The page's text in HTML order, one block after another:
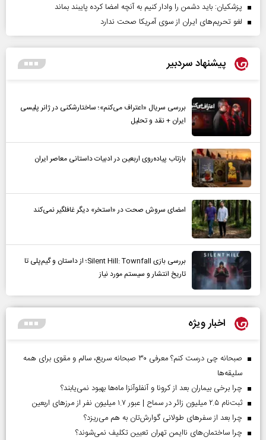
پزشکیان: باید دشمن را وادار کنیم به آنچه امضا کرده پایبند بماند
لغو تحریم‌های ایران از سوی آمریکا صحت ندارد
پیشنهاد سردبیر
بررسی سریال «اعتراف می‌کنم»؛ ساختارشکنی در ژانر پلیسی
ایران + نقد و تحلیل
بازتاب پیاده‌روی اربعین در ادبیات داستانی معاصر ایران
امضای سروش صحت در «استخر» دیگر غافلگیر نمی‌کند
بررسی بازی Silent Hill: Townfall؛ از داستان و گیم‌پلی تا
تاریخ انتشار و سیستم مورد نیاز
اخبار ویژه
صبحانه چی درست کنم؟ معرفی ۳۰ صبحانه سریع، سالم و مقوی برای همه
سلیقه‌ها
چرا برخی بیماران بعد از کرونا و آنفلوآنزا ماه‌ها بهبود نمی‌یابند؟
ثبت‌نام ۲.۵ میلیون زائر در سماح | عبور ۱.۷ میلیون نفر از مرز‌های اربعین
چرا بعد از سفرهای طولانی گوارش‌تان به هم می‌ریزد؟
چرا ساختمان‌های ناایمن تهران تعیین تکلیف نمی‌شوند؟